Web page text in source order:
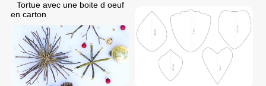
Tortue avec une boite d oeuf
en carton